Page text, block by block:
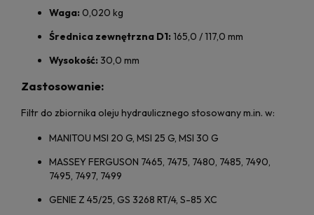
Waga: 0,020 kg
Średnica zewnętrzna D1: 165,0 / 117,0 mm
Wysokość: 30,0 mm
Zastosowanie:
Filtr do zbiornika oleju hydraulicznego stosowany m.in. w:
MANITOU MSI 20 G, MSI 25 G, MSI 30 G
MASSEY FERGUSON 7465, 7475, 7480, 7485, 7490,
7495, 7497, 7499
GENIE Z 45/25, GS 3268 RT/4, S-85 XC